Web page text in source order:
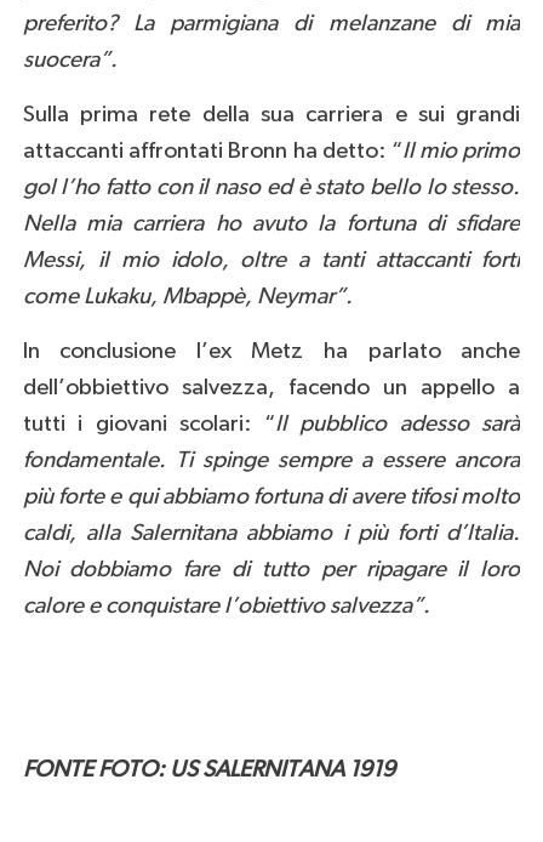
preferito? La parmigiana di melanzane di mia
suocera”.
Sulla prima rete della sua carriera e sui grandi
attaccanti affrontati Bronn ha detto: “Il mio primo
gol l’ho fatto con il naso ed è stato bello lo stesso.
Nella mia carriera ho avuto la fortuna di sfidare
Messi, il mio idolo, oltre a tanti attaccanti forti
come Lukaku, Mbappè, Neymar”.
In conclusione l’ex Metz ha parlato anche
dell’obbiettivo salvezza, facendo un appello a
tutti i giovani scolari: “Ilpubblico adesso sarà
fondamentale. Ti spinge sempre a essere ancora
più forte e qui abbiamo fortuna di avere tifosi molto
caldi, alla Salernitana abbiamo i più forti d’Italia.
Noi dobbiamo fare di tutto per ripagare il loro
calore e conquistare l’obiettivo salvezza”.
FONTE FOTO: US SALERNITANA 1919